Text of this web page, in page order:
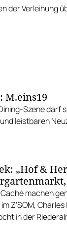
der Verleihung
M.eins19
Szene darf
leistbaren
„Hof &
machen
im Z'SOM,
in der